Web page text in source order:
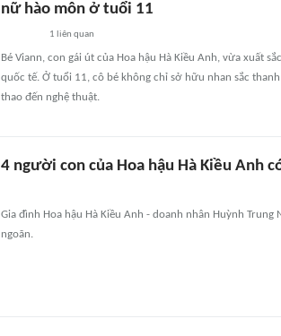
nữ hào môn ở tuổi 11
1 liên quan
Bé Viann, con gái út của Hoa hậu Hà Kiều Anh, vừa xuất
quốc tế. Ở tuổi 11, cô bé không chỉ sở hữu nhan sắc
thao đến nghệ thuật.
4 người con của Hoa hậu Hà Kiều Anh
Gia đình Hoa hậu Hà Kiều Anh - doanh nhân Huỳnh
ngoãn.